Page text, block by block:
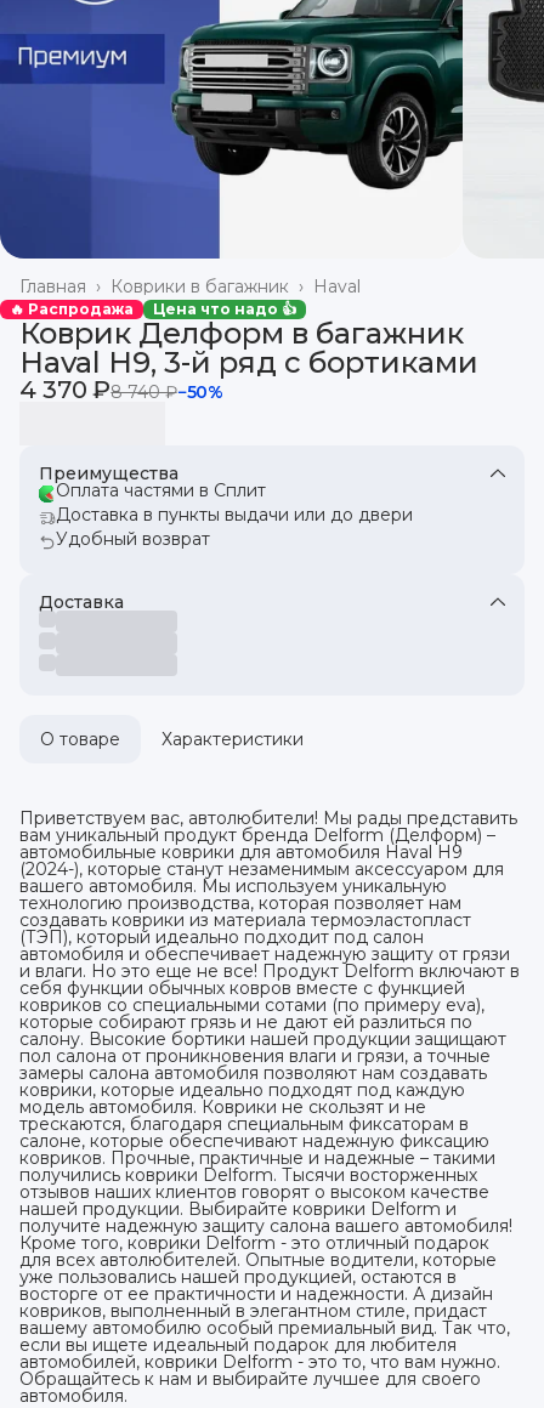
Haval
Коврики в багажник ›
Главная ›
🔥 Распродажа Цена что надо 👍
Коврик Делформ в багажник
Haval H9, 3-й ряд с бортиками
4 370 ₽8 740 ₽−50%
Преимущества
Оплата частями в Сплит
Доставка в пункты выдачи или до двери
Удобный возврат
Доставка
О товаре Характеристики
Приветствуем вас, автолюбители! Мы рады представить
вам уникальный продукт бренда Delform (Делформ) –
автомобильные коврики для автомобиля Haval H9
(2024-), которые станут незаменимым аксессуаром для
вашего автомобиля. Мы используем уникальную
технологию производства, которая позволяет нам
создавать коврики из материала термоэластопласт
(ТЭП), который идеально подходит под салон
автомобиля и обеспечивает надежную защиту от грязи
и влаги. Но это еще не все! Продукт Delform включают в
себя функции обычных ковров вместе с функцией
ковриков со специальными сотами (по примеру eva),
которые собирают грязь и не дают ей разлиться по
салону. Высокие бортики нашей продукции защищают
пол салона от проникновения влаги и грязи, а точные
замеры салона автомобиля позволяют нам создавать
коврики, которые идеально подходят под каждую
модель автомобиля. Коврики не скользят и не
трескаются, благодаря специальным фиксаторам в
салоне, которые обеспечивают надежную фиксацию
ковриков. Прочные, практичные и надежные – такими
получились коврики Delform. Тысячи восторженных
отзывов наших клиентов говорят о высоком качестве
нашей продукции. Выбирайте коврики Delform и
получите надежную защиту салона вашего автомобиля!
Кроме того, коврики Delform - это отличный подарок
для всех автолюбителей. Опытные водители, которые
уже пользовались нашей продукцией, остаются в
восторге от ее практичности и надежности. А дизайн
ковриков, выполненный в элегантном стиле, придаст
вашему автомобилю особый премиальный вид. Так что,
если вы ищете идеальный подарок для любителя
автомобилей, коврики Delform - это то, что вам нужно.
Обращайтесь к нам и выбирайте лучшее для своего
автомобиля.